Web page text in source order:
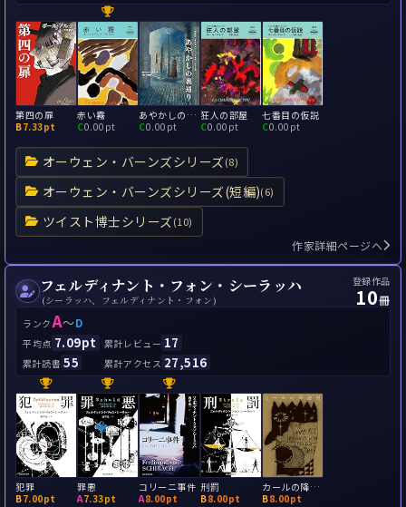
オーウェン・バーンズシリーズ(8)
オーウェン・バーンズシリーズ(短編)(6)
ツイスト博士シリーズ(10)
第四の扉
B7.33pt
赤い霧
C0.00pt
あやかしの裏通り
C0.00pt
狂人の部屋
C0.00pt
七番目の仮説
C0.00pt
作家詳細ページへ
フェルディナント・フォン・シーラッハ
(シーラッハ、フェルディナント・フォン)
登録作品
10冊
ランクA～D
平均点 7.09pt 累計レビュー 17
累計読書 55 累計アクセス 27,516
犯罪
B7.00pt
罪悪
A7.33pt
コリーニ事件
A8.00pt
刑罰
B8.00pt
カールの降誕祭
B8.00pt